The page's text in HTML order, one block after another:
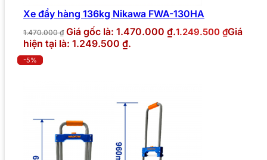
Xe đẩy hàng 136kg Nikawa FWA-130HA
1.470.000₫ Giá gốc là: 1.470.000 ₫.1.249.500 ₫Giá
hiện tại là: 1.249.500 ₫.
-5%